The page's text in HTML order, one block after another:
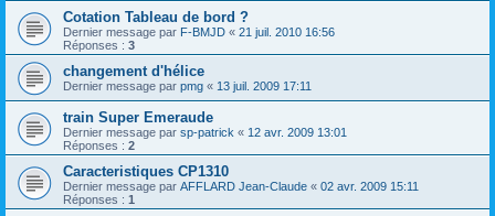
Cotation Tableau de bord ?
Dernier message par F-BMJD « 21 juil. 2010 16:56
Réponses : 3
changement d'hélice
Dernier message par pmg « 13 juil. 2009 17:11
train Super Emeraude
Dernier message par sp-patrick « 12 avr. 2009 13:01
Réponses : 2
Caracteristiques CP1310
Dernier message par AFFLARD Jean-Claude « 02 avr. 2009 15:11
Réponses : 1